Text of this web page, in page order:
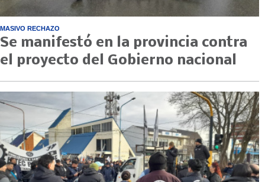
MASIVO RECHAZO
Se manifestó en la provincia contra
el proyecto del Gobierno nacional